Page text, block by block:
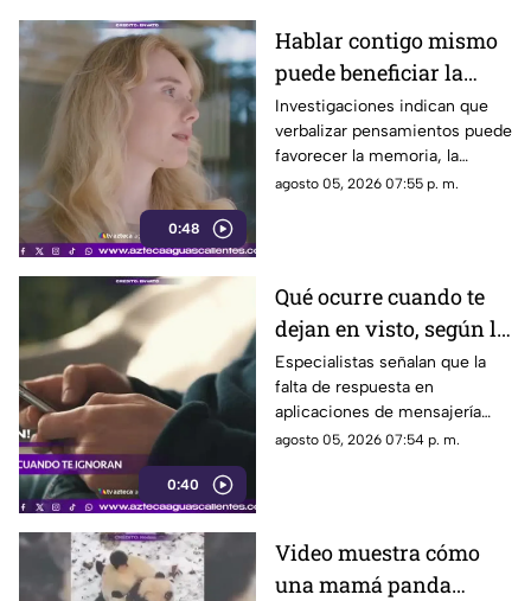
0:48
Hablar contigo mismo
puede beneficiar la
concentración y la
memoria
Investigaciones indican que
verbalizar pensamientos puede
favorecer la memoria, la
planificación y el manejo de
agosto 05, 2026 07:55 p. m.
0:40
Qué ocurre cuando te
dejan en visto, según la
psicología
Especialistas señalan que la
falta de respuesta en
aplicaciones de mensajería
puede tener efectos
agosto 05, 2026 07:54 p. m.
Video muestra cómo
una mamá panda